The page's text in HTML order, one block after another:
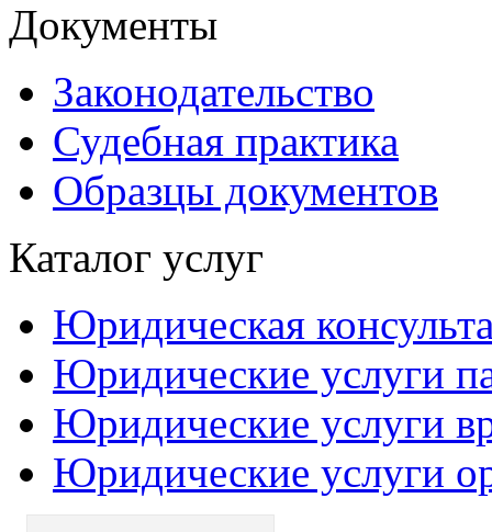
Документы
Законодательство
Судебная практика
Образцы документов
Каталог услуг
Юридическая
Юридические услуги
Юридические услуги
Юридические услуги